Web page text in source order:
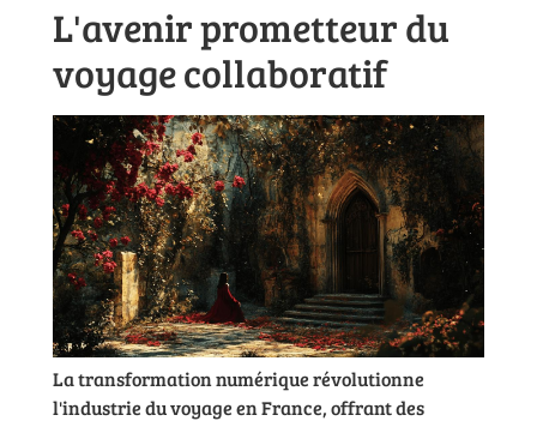
L'avenir prometteur du
voyage collaboratif
La transformation numérique révolutionne
l'industrie du voyage en France, offrant des